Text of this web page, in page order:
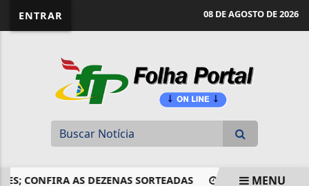
ENTRAR 08 DE AGOSTO DE 2026
AS DEZENAS SORTEADAS ATITUDE MENU